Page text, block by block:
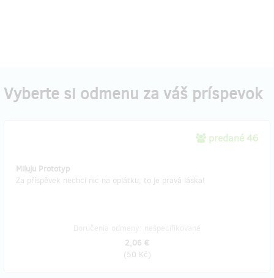
Vyberte si odmenu za váš príspevok
predané 46
Miluju Prototyp
Za příspěvek nechci nic na oplátku, to je pravá láska!
2,06 €
(50 Kč)